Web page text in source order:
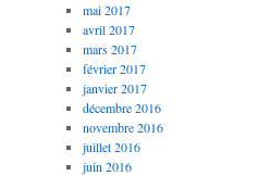
mai 2017
avril 2017
mars 2017
février 2017
janvier 2017
décembre 2016
novembre 2016
juillet 2016
juin 2016